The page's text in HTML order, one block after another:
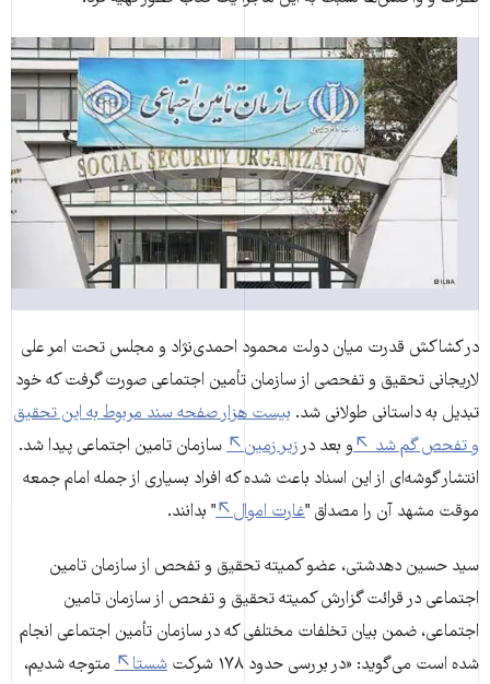
در کشاکش قدرت میان دولت محمود احمدی‌نژاد و مجلس تحت امر علی
لاریجانی تحقیق و تفحصی از سازمان تأمین اجتماعی صورت گرفت که خود
تبدیل به داستانی طولانی شد. بیست هزار صفحه سند مربوط به این تحقیق
و تفحص گم شد
و بعد درزیر زمین
سازمان تامین اجتماعی پیدا شد.
انتشار گوشه‌ای از این اسناد باعث شده که افراد بسیاری از جمله امام جمعه
موقت مشهد آن را مصداق "غارت اموال " بدانند.
سید حسین دهدشتی، عضو کمیته تحقیق و تفحص از سازمان تامین
اجتماعی در قرائت گزارش کمیته تحقیق و تفحص از سازمان تامین
اجتماعی، ضمن بیان تخلفات مختلفی که در سازمان تأمین اجتماعی انجام
شده است می‌گوید: «در بررسی حدود ۱۷۸ شرکت
شستا
متوجه شدیم،